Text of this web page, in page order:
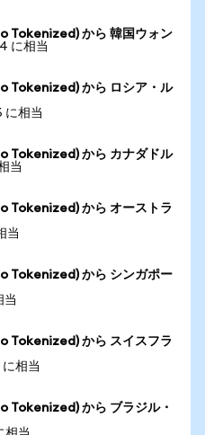
から 韓国ウォン
に相当
から ロシア・ル
に相当
から カナダドル
当
から オーストラ
当
から シンガポー
当
から スイスフラ
相当
から ブラジル・